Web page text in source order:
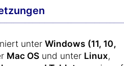
unter Windows (11, 10,
Mac OS und unter Linux,